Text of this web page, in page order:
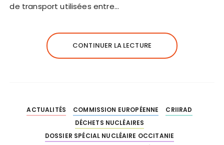
de transport utilisées entre…
CONTINUER LA LECTURE
ACTUALITÉS COMMISSION EUROPÉENNE
CRIIRAD
DÉCHETS NUCLÉAIRES
DOSSIER SPÉCIAL NUCLÉAIRE OCCITANIE